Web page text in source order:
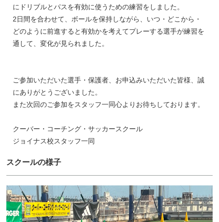
にドリブルとパスを有効に使うための練習をしました。
2日間を合わせて、ボールを保持しながら、いつ・どこから・
どのように前進すると有効かを考えてプレーする選手が練習を
通して、変化が見られました。
ご参加いただいた選手・保護者、お申込みいただいた皆様、誠
にありがとうございました。
また次回のご参加をスタッフ一同心よりお待ちしております。
クーバー・コーチング・サッカースクール
ジョイナス校スタッフ一同
スクールの様子